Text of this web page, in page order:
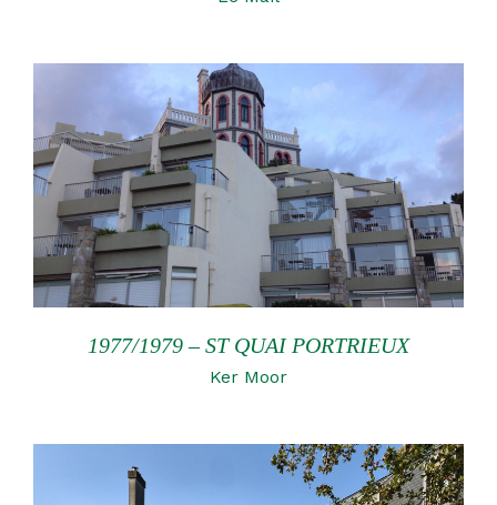
1977/1979 – ST QUAI PORTRIEUX
Ker Moor